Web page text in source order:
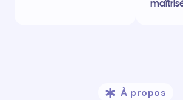
À propos